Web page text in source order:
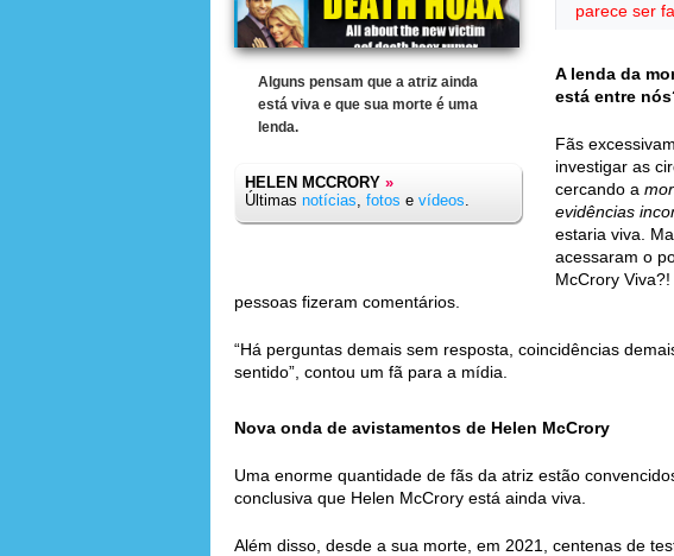
Alguns pensam que a atriz ainda
está viva e que sua morte é uma
lenda.
HELEN MCCRORY »
Últimas notícias, fotos e vídeos.
parece ser
A lenda da
está entre
Fãs
investigar as
cercando a
evidências
estaria viva.
acessaram o
McCrory
pessoas fizeram comentários.
“Há perguntas demais sem resposta, coincidências
sentido”, contou um fã para a mídia.
Nova onda de avistamentos de Helen McCrory
Uma enorme quantidade de fãs da atriz estão
conclusiva que Helen McCrory está ainda viva.
Além disso, desde a sua morte, em 2021, centenas de